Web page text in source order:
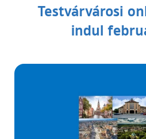
Testvárvárosi
indul